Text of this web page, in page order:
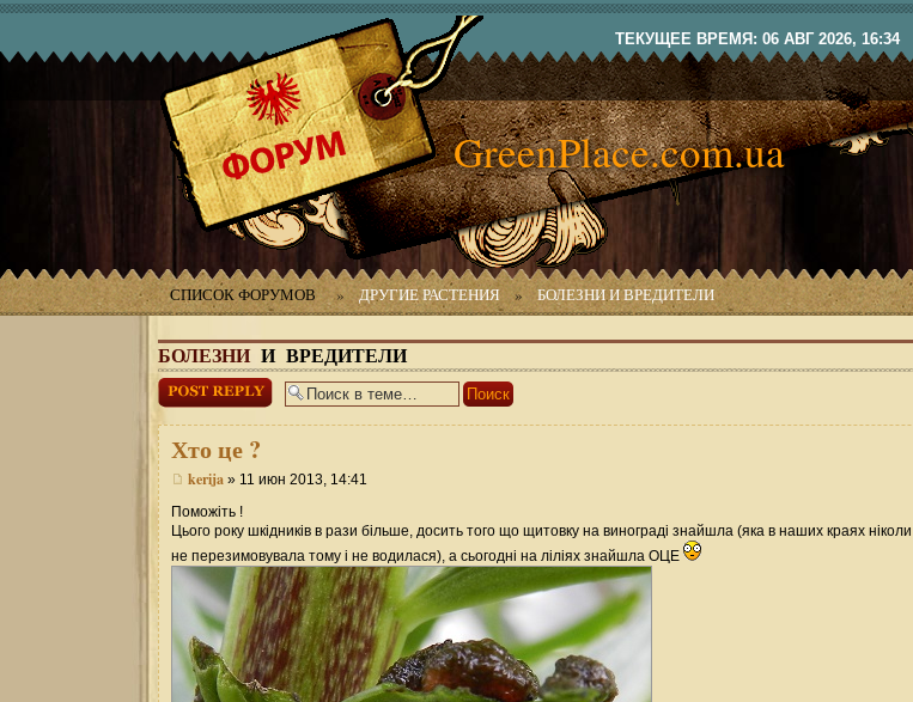
ТЕКУЩЕЕ ВРЕМЯ: 06 АВГ 2026, 16:34
GreenPlace.com.ua
СПИСОК ФОРУМОВ » ДРУГИЕ РАСТЕНИЯ » БОЛЕЗНИ И ВРЕДИТЕЛИ
БОЛЕЗНИ И ВРЕДИТЕЛИ
Ответить
Хтоце ?
kerija » 11 июн 2013, 14:41
Поможіть !
Цього року шкідників в рази більше, досить того що щитовку на винограді знайшла (яка в наших краях ніколи
не перезимовувала тому і не водилася), а сьогодні на ліліях знайшла ОЦЕ